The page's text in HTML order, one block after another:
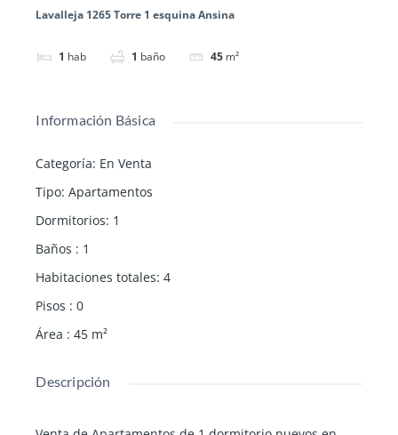
Lavalleja 1265 Torre 1 esquina Ansina
1 hab 1 baño 45 m²
Información Básica
Categoría: En Venta
Tipo: Apartamentos
Dormitorios: 1
Baños : 1
Habitaciones totales: 4
Pisos : 0
Área : 45 m²
Descripción